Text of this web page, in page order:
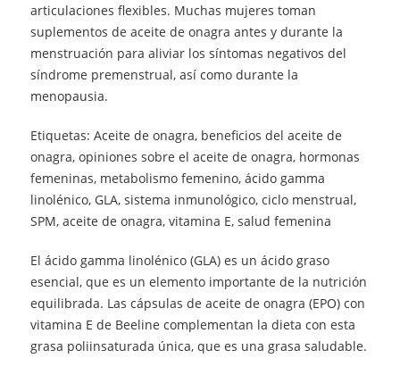
articulaciones flexibles. Muchas mujeres toman
suplementos de aceite de onagra antes y durante la
menstruación para aliviar los síntomas negativos del
síndrome premenstrual, así como durante la
menopausia.
Etiquetas: Aceite de onagra, beneficios del aceite de
onagra, opiniones sobre el aceite de onagra, hormonas
femeninas, metabolismo femenino, ácido gamma
linolénico, GLA, sistema inmunológico, ciclo menstrual,
SPM, aceite de onagra, vitamina E, salud femenina
El ácido gamma linolénico (GLA) es un ácido graso
esencial, que es un elemento importante de la nutrición
equilibrada. Las cápsulas de aceite de onagra (EPO) con
vitamina E de Beeline complementan la dieta con esta
grasa poliinsaturada única, que es una grasa saludable.